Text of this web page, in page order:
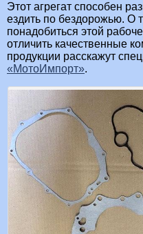
Этот агрегат способен
ездить по бездорожью. О
понадобиться этой
отличить качественные
продукции расскажут
«МотоИмпорт».